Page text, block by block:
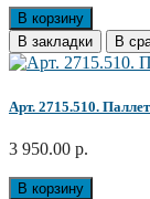
В корзину
В закладки
В
Арт. 2715.510.
3 950.00 р.
В корзину